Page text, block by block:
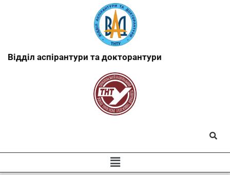
Відділ аспірантури та докторантури